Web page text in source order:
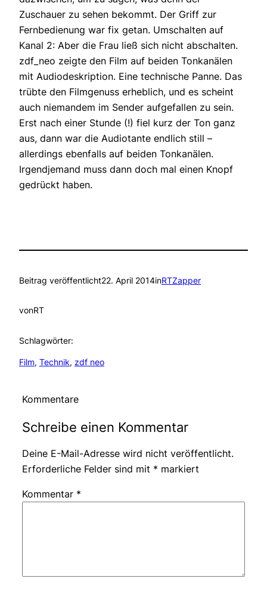
Zuschauer zu sehen bekommt. Der Griff zur
Fernbedienung war fix getan. Umschalten auf
Kanal 2: Aber die Frau ließ sich nicht abschalten.
zdf_neo zeigte den Film auf beiden Tonkanälen
mit Audiodeskription. Eine technische Panne. Das
trübte den Filmgenuss erheblich, und es scheint
auch niemandem im Sender aufgefallen zu sein.
Erst nach einer Stunde (!) fiel kurz der Ton ganz
aus, dann war die Audiotante endlich still –
allerdings ebenfalls auf beiden Tonkanälen.
Irgendjemand muss dann doch mal einen Knopf
gedrückt haben.
Beitrag veröffentlicht22. April 2014inRTZapper
vonRT
Schlagwörter:
Film, Technik, zdf neo
Kommentare
Schreibe einen Kommentar
Deine E-Mail-Adresse wird nicht veröffentlicht.
Erforderliche Felder sind mit * markiert
Kommentar *